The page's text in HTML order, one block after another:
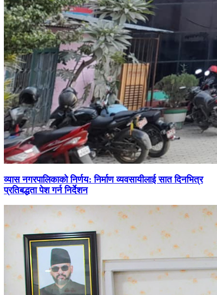
व्यास नगरपालिकाको निर्णय: निर्माण व्यवसायीलाई सात दिनभित्र
प्रतिबद्धता पेश गर्न निर्देशन